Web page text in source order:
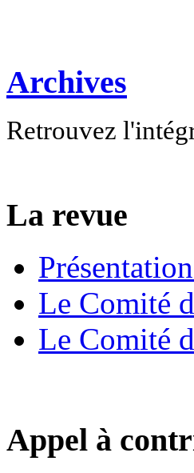
Archives
Retrouvez
La revue
Le Comité
Le Comité
Appel à